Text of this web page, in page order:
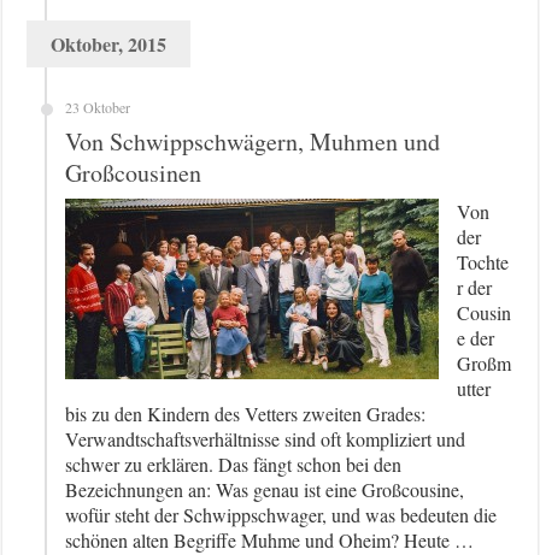
Oktober, 2015
23 Oktober
Von Schwippschwägern, Muhmen und
Großcousinen
Von
der
Tochte
r der
Cousin
e der
Großm
utter
bis zu den Kindern des Vetters zweiten Grades:
Verwandtschaftsverhältnisse sind oft kompliziert und
schwer zu erklären. Das fängt schon bei den
Bezeichnungen an: Was genau ist eine Großcousine,
wofür steht der Schwippschwager, und was bedeuten die
schönen alten Begriffe Muhme und Oheim? Heute …